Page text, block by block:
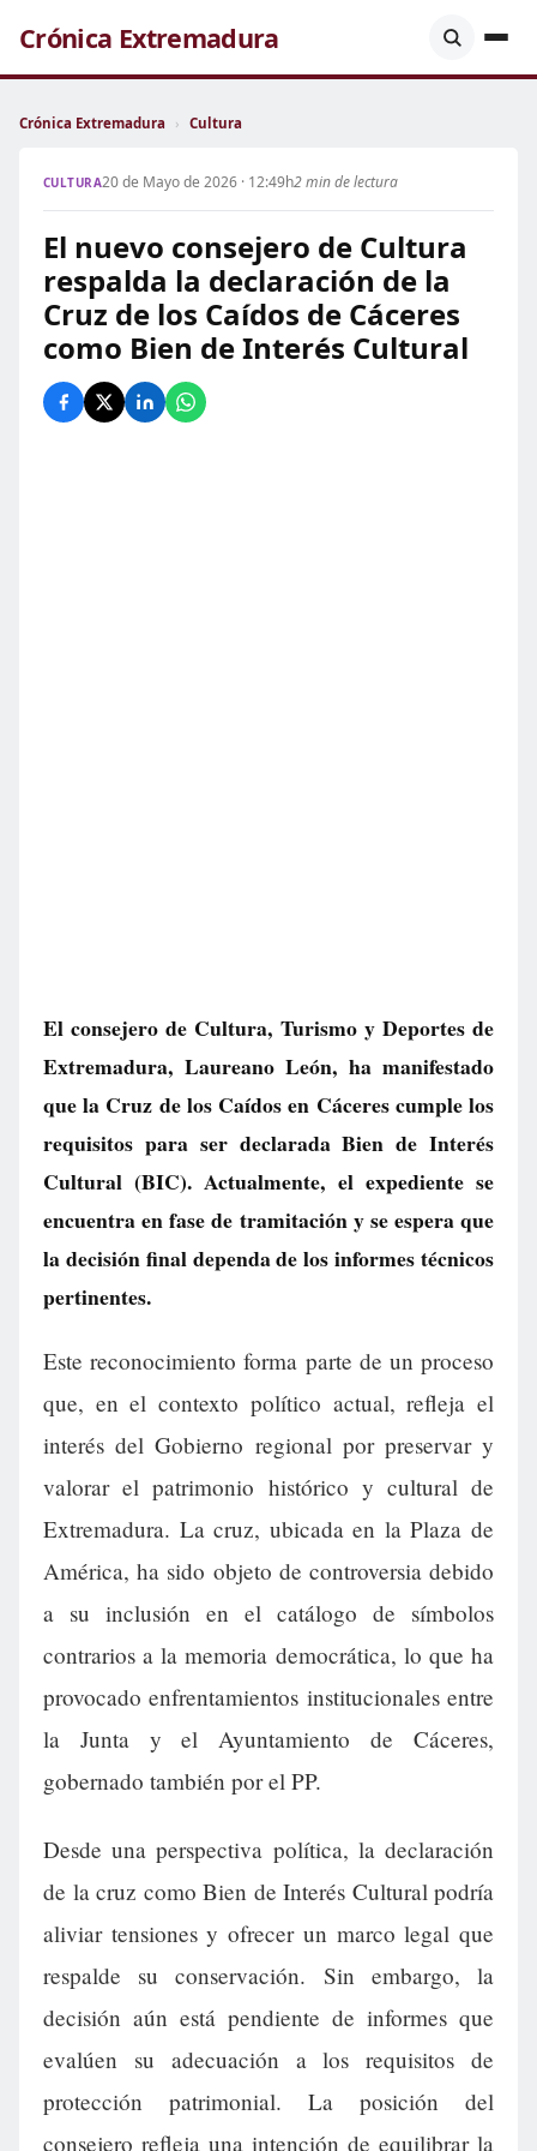
Crónica Extremadura
Crónica Extremadura › Cultura
CULTURA20 de Mayo de 2026 · 12:49h2 min de lectura
El nuevo consejero de Cultura
respalda la declaración de la
Cruz de los Caídos de Cáceres
como Bien de Interés Cultural
El consejero de Cultura, Turismo y Deportes de
Extremadura, Laureano León, ha manifestado
que la Cruz de los Caídos en Cáceres cumple los
requisitos para ser declarada Bien de Interés
Cultural (BIC). Actualmente, el expediente se
encuentra en fase de tramitación y se espera que
la decisión final dependa de los informes técnicos
pertinentes.
Este reconocimiento forma parte de un proceso
que, en el contexto político actual, refleja el
interés del Gobierno regional por preservar y
valorar el patrimonio histórico y cultural de
Extremadura. La cruz, ubicada en la Plaza de
América, ha sido objeto de controversia debido
a su inclusión en el catálogo de símbolos
contrarios a la memoria democrática, lo que ha
provocado enfrentamientos institucionales entre
la Junta y el Ayuntamiento de Cáceres,
gobernado también por el PP.
Desde una perspectiva política, la declaración
de la cruz como Bien de Interés Cultural podría
aliviar tensiones y ofrecer un marco legal que
respalde su conservación. Sin embargo, la
decisión aún está pendiente de informes que
evalúen su adecuación a los requisitos de
protección patrimonial. La posición del
consejero refleja una intención de equilibrar la